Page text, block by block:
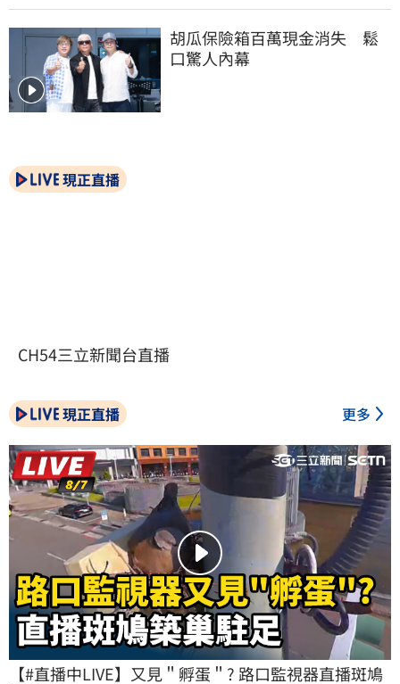
胡瓜保險箱百萬現金消失　鬆
口驚人內幕
現正直播
CH54三立新聞台直播
現正直播 更多
【#直播中LIVE】又見＂孵蛋＂? 路口監視器直播斑鳩